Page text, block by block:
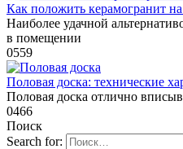
Как положить керамогранит
Наиболее удачной
в помещении
0559
Половая доска: технические
Половая доска отлично
0466
Поиск
Search for: